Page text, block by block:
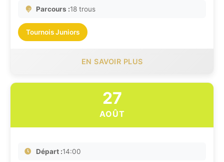
Parcours :18 trous
Tournois Juniors
EN SAVOIR PLUS
27
AOÛT
Départ :14:00